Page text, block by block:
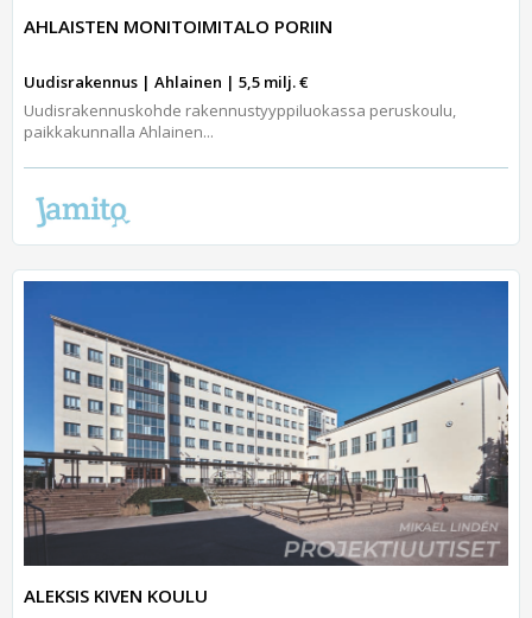
AHLAISTEN MONITOIMITALO PORIIN
Uudisrakennus | Ahlainen | 5,5 milj. €
Uudisrakennuskohde rakennustyyppiluokassa peruskoulu,
paikkakunnalla Ahlainen...
ALEKSIS KIVEN KOULU